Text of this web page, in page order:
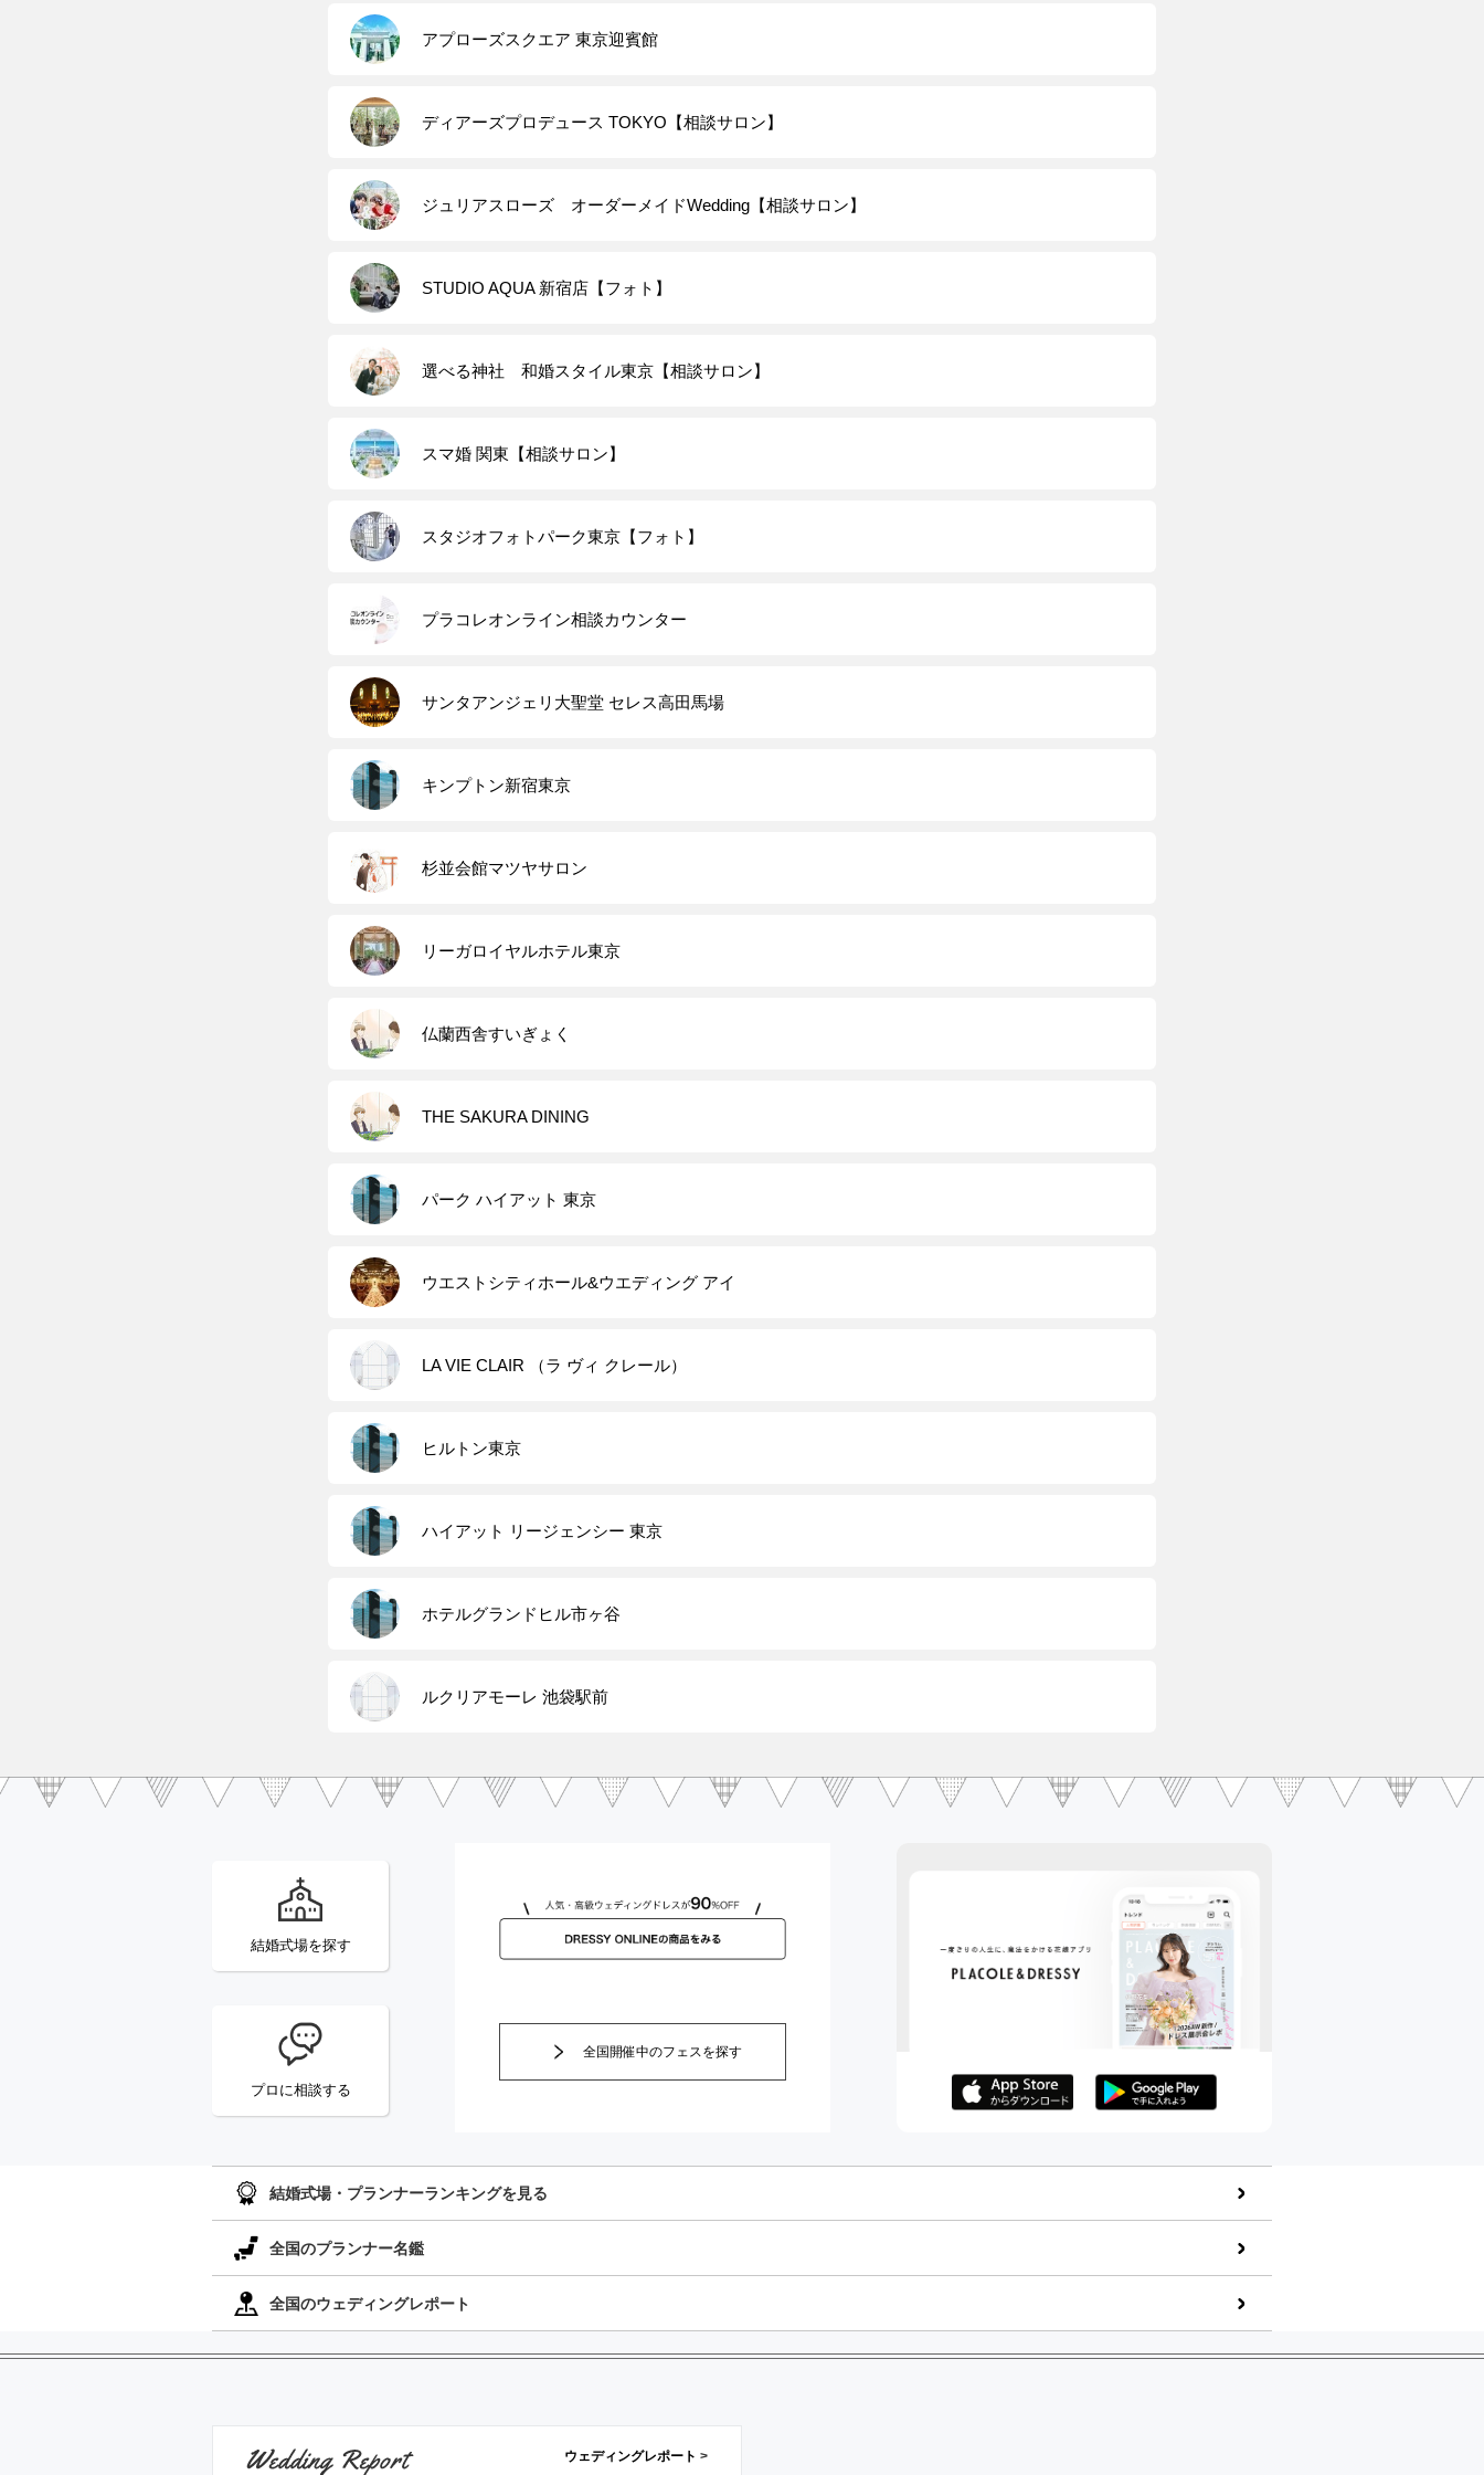
アプローズスクエア 東京迎賓館
ディアーズプロデュース TOKYO【相談サロン】
ジュリアスローズ オーダーメイドWedding【相談サロン】
STUDIO AQUA 新宿店【フォト】
選べる神社 和婚スタイル東京【相談サロン】
スマ婚 関東【相談サロン】
スタジオフォトパーク東京【フォト】
プラコレオンライン相談カウンター
サンタアンジェリ大聖堂 セレス高田馬場
キンプトン新宿東京
杉並会館マツヤサロン
リーガロイヤルホテル東京
仏蘭西舎すいぎょく
THE SAKURA DINING
パーク ハイアット 東京
ウエストシティホール&ウエディング アイ
LA VIE CLAIR （ラ ヴィ クレール）
ヒルトン東京
ハイアット リージェンシー 東京
ホテルグランドヒル市ヶ谷
ルクリアモーレ 池袋駅前
結婚式場を探す
プロに相談する
全国開催中のフェスを探す
結婚式場・プランナーランキングを見る
全国のプランナー名鑑
全国のウェディングレポート
ウェディングレポート